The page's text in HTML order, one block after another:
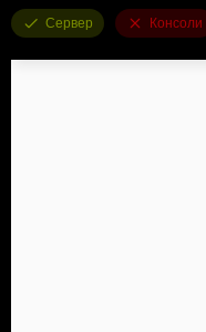
✔ Поддержка внесения
Сервер Консоли